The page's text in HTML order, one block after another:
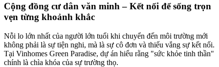
Cộng đồng cư dân văn minh – Kết nối để sống trọn
vẹn từng khoảnh khắc
Nỗi lo lớn nhất của người lớn tuổi khi chuyển đến môi trường mới
không phải là sự tiện nghi, mà là sự cô đơn và thiếu vắng sự kết nối.
Tại Vinhomes Green Paradise, dự án hiểu rằng "sức khỏe tinh thần"
chính là chìa khóa của sự trường thọ.